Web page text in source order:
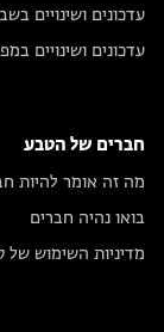
עדכונים ושינויים
עדכונים ושינויים
חברים של הטבע
מה זה אומר להיות
בואו נהיה חברים
מדיניות השימוש של